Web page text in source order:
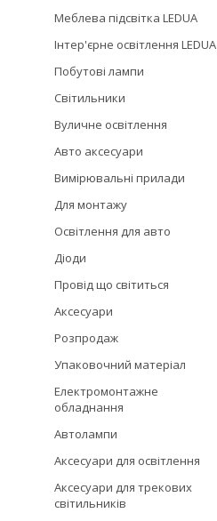
Меблева підсвітка LEDUA
Інтер'єрне освітлення LEDUA
Побутові лампи
Світильники
Вуличне освітлення
Авто аксесуари
Вимірювальні прилади
Для монтажу
Освітлення для авто
Діоди
Провід що світиться
Аксесуари
Розпродаж
Упаковочний матеріал
Електромонтажне
обладнання
Автолампи
Аксесуари для освітлення
Аксесуари для трекових
світильників